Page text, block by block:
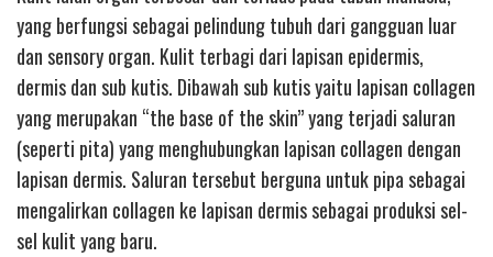
yang berfungsi sebagai pelindung tubuh dari gangguan luar
dan sensory organ. Kulit terbagi dari lapisan epidermis,
dermis dan sub kutis. Dibawah sub kutis yaitu lapisan collagen
yang merupakan “the base of the skin” yang terjadi saluran
(seperti pita) yang menghubungkan lapisan collagen dengan
lapisan dermis. Saluran tersebut berguna untuk pipa sebagai
mengalirkan collagen ke lapisan dermis sebagai produksi sel-
sel kulit yang baru.